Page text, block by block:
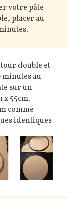
votre pâte
placer au
double et
au
sur un
x 55cm.
comme
identiques